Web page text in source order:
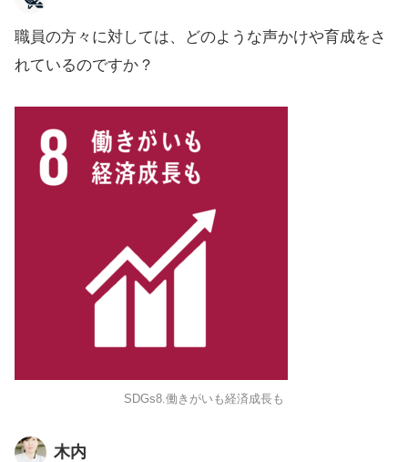
職員の方々に対しては、どのような声かけや育成をさ
れているのですか？
SDGs8.働きがいも経済成長も
木内